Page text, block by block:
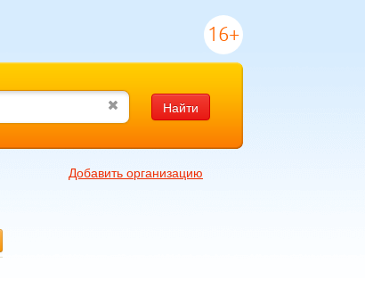
16+
Найти
Добавить организацию